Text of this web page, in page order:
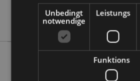
Keine
Foodiemals
Unbedingt
notwendige
Leistungs
Funktions